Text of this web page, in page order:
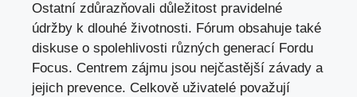
Ostatní zdůrazňovali důležitost pravidelné
údržby k dlouhé životnosti. Fórum obsahuje také
diskuse o spolehlivosti různých generací Fordu
Focus. Centrem zájmu jsou nejčastější závady a
jejich prevence. Celkově uživatelé považují